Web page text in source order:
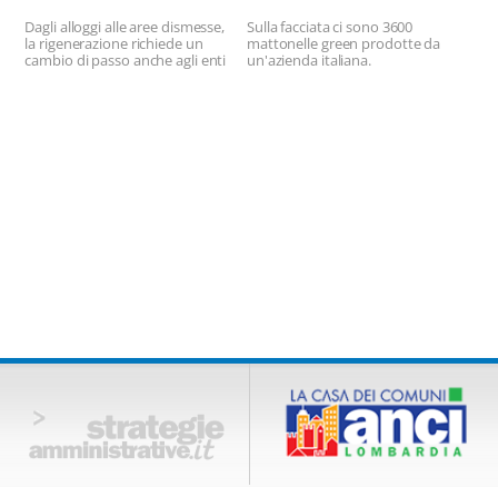
Dagli alloggi alle aree dismesse,
la rigenerazione richiede un
cambio di passo anche agli enti
Sulla facciata ci sono 3600
mattonelle green prodotte da
un'azienda italiana.